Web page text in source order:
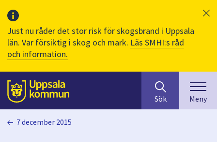
Just nu råder det stor risk för skogsbrand i Uppsala
län. Var försiktig i skog och mark. Läs SMHI:s råd
och information.
Till sidans
huvudinnehåll
efter
innehåll
på
Sök Meny
7 december 2015